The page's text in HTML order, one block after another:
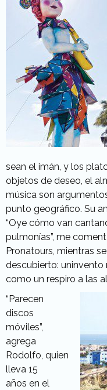
sean el imán, y los
objetos de deseo, el
música son
punto geográfico. Su
“Oye cómo van
pulmonías”, me
Pronatours, mientras
descubierto:
como un respiro a las
“Parecen
discos
móviles”,
agrega
Rodolfo, quien
lleva 15
años en el